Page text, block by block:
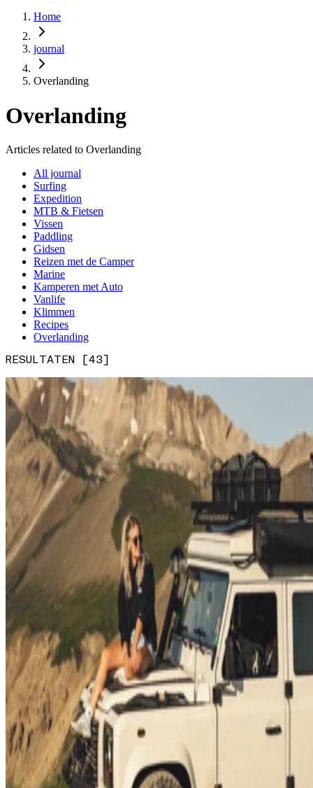
Home
journal
Overlanding
Overlanding
Articles related to Overlanding
All journal
Surfing
Expedition
MTB & Fietsen
Vissen
Paddling
Gidsen
Reizen met de Camper
Marine
Kamperen met Auto
Vanlife
Klimmen
Recipes
Overlanding
RESULTATEN [43]